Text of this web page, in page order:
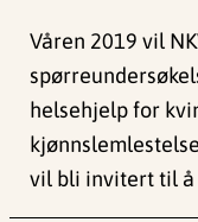
Våren 2019 vil
helsehjelp for
vil bli invitert til å